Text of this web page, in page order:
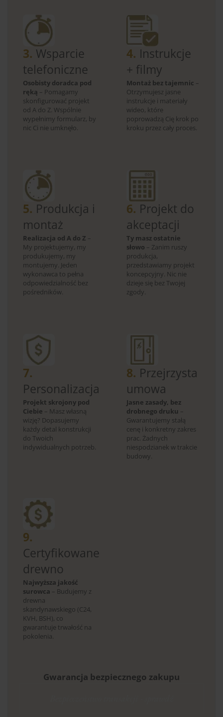
3. Wsparcie
telefoniczne
Osobisty doradca pod
ręką – Pomagamy
skonfigurować projekt
od A do Z. Wspólnie
wypełnimy formularz, by
nic Ci nie umknęło.
4. Instrukcje
+ filmy
Montaż bez tajemnic –
Otrzymujesz jasne
instrukcje i materiały
wideo, które
poprowadzą Cię krok po
kroku przez cały proces.
5. Produkcja i
montaż
Realizacja od A do Z –
My projektujemy, my
produkujemy, my
montujemy. Jeden
wykonawca to pełna
odpowiedzialność bez
pośredników.
6. Projekt do
akceptacji
Ty masz ostatnie
słowo – Zanim ruszy
produkcja,
przedstawiamy projekt
koncepcyjny. Nic nie
dzieje się bez Twojej
zgody.
7.
Personalizacja
Projekt skrojony pod
Ciebie – Masz własną
wizję? Dopasujemy
każdy detal konstrukcji
do Twoich
indywidualnych potrzeb.
8. Przejrzysta
umowa
Jasne zasady, bez
drobnego druku –
Gwarantujemy stałą
cenę i konkretny zakres
prac. Żadnych
niespodzianek w trakcie
budowy.
9.
Certyfikowane
drewno
Najwyższa jakość
surowca – Budujemy z
drewna
skandynawskiego (C24,
KVH, BSH), co
gwarantuje trwałość na
pokolenia.
Gwarancja bezpiecznego zakupu